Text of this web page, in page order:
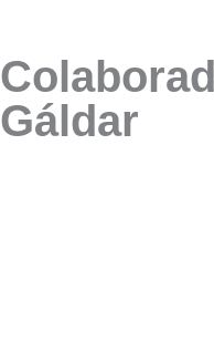
Gáldar